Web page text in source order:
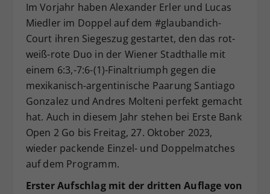
Im Vorjahr haben Alexander Erler und Lucas
Miedler im Doppel auf dem #glaubandich-
Court ihren Siegeszug gestartet, den das rot-
weiß-rote Duo in der Wiener Stadthalle mit
einem 6:3,-7:6-(1)-Finaltriumph gegen die
mexikanisch-argentinische Paarung Santiago
Gonzalez und Andres Molteni perfekt gemacht
hat. Auch in diesem Jahr stehen bei Erste Bank
Open 2 Go bis Freitag, 27. Oktober 2023,
wieder packende Einzel- und Doppelmatches
auf dem Programm.
Erster Aufschlag mit der dritten Auflage von